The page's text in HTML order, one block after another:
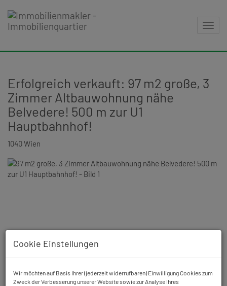
Erfolgreich verkauft: 97 m2 große, 3
Zimmer Altbauwohnung nähe
Belvedere! 500 m zur U1
Hauptbahnhof!
1040 Wien
Cookie Einstellungen
Wir möchten auf Basis Ihrer (jederzeit widerrufbaren) Einwilligung Cookies zum
Zweck der Verbesserung unserer Website sowie zur Analyse Ihres